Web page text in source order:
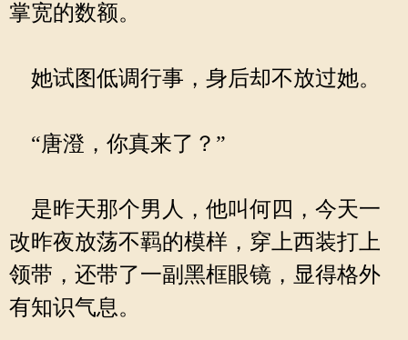
掌宽的数额。
她试图低调行事，身后却不放过她。
“唐澄，你真来了？”
是昨天那个男人，他叫何四，今天一
改昨夜放荡不羁的模样，穿上西装打上
领带，还带了一副黑框眼镜，显得格外
有知识气息。